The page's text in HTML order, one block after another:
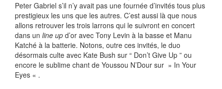
Peter Gabriel s’il n’y avait pas une fournée d’invités tous plus
prestigieux les uns que les autres. C’est aussi là que nous
allons retrouver les trois larrons qui le suivront en concert
dans un line up d’or avec Tony Levin à la basse et Manu
Katché à la batterie. Notons, outre ces invités, le duo
désormais culte avec Kate Bush sur “ Don’t Give Up ” ou
encore le sublime chant de Youssou N’Dour sur » In Your
Eyes « .